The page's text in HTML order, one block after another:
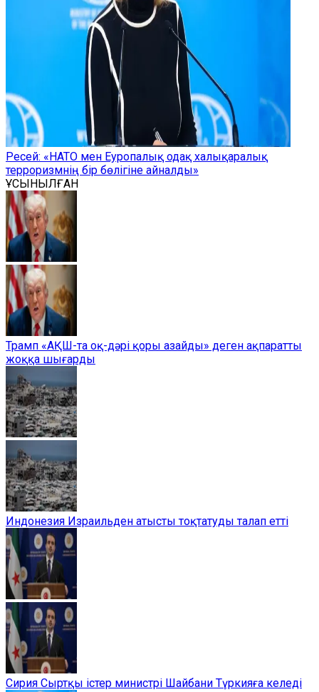
Ресей: «НАТО мен Еуропалық одақ халықаралық
терроризмнің бір бөлігіне айналды»
ҰСЫНЫЛҒАН
Трамп «АҚШ-та оқ-дәрі қоры азайды» деген ақпаратты
жоққа шығарды
Индонезия Израильден атысты тоқтатуды талап етті
Сирия Сыртқы істер министрі Шайбани Түркияға келеді